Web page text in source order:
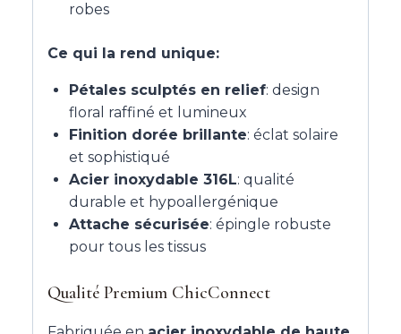
robes
Ce qui la rend unique:
Pétales sculptés en relief: design
floral raffiné et lumineux
Finition dorée brillante: éclat solaire
et sophistiqué
Acier inoxydable 316L: qualité
durable et hypoallergénique
Attache sécurisée: épingle robuste
pour tous les tissus
Qualité Premium ChicConnect